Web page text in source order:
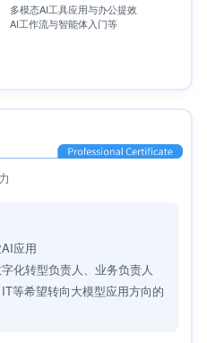
多模态AI工具应用与办公提效
AI工作流与智能体入门等
应用
化转型负责人、业务负责人
等希望转向大模型应用方向的